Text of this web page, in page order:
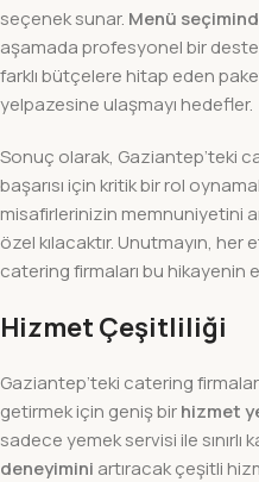
seçenek sunar. Menü
aşamada profesyonel bir destek
farklı bütçelere hitap eden
yelpazesine ulaşmayı hedefler.
Sonuç olarak, Gaziantep’teki
başarısı için kritik bir rol
misafirlerinizin memnuniyetini
özel kılacaktır. Unutmayın, her
catering firmaları bu hikayenin
Hizmet Çeşitliliği
Gaziantep’teki catering
getirmek için geniş birhizmet
sadece yemek servisi ile sınırlı
deneyimini artıracak çeşitli